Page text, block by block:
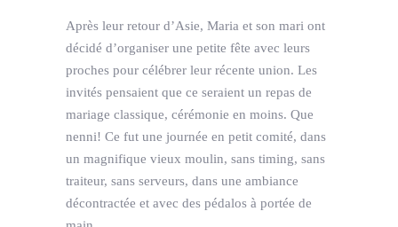
Après leur retour d’Asie, Maria et son mari ont
décidé d’organiser une petite fête avec leurs
proches pour célébrer leur récente union. Les
invités pensaient que ce seraient un repas de
mariage classique, cérémonie en moins. Que
nenni! Ce fut une journée en petit comité, dans
un magnifique vieux moulin, sans timing, sans
traiteur, sans serveurs, dans une ambiance
décontractée et avec des pédalos à portée de